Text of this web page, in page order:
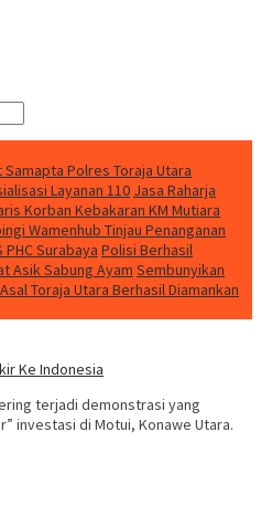
Polres Toraja Utara
Layanan 110 Jasa Raharja
Korban Kebakaran KM Mutiara
Wamenhub Tinjau Penanganan
Surabaya Polisi Berhasil
Asik Sabung Ayam Sembunyikan
Toraja Utara Berhasil Diamankan
Ke Indonesia
terjadi demonstrasi yang
investasi di Motui, Konawe Utara.